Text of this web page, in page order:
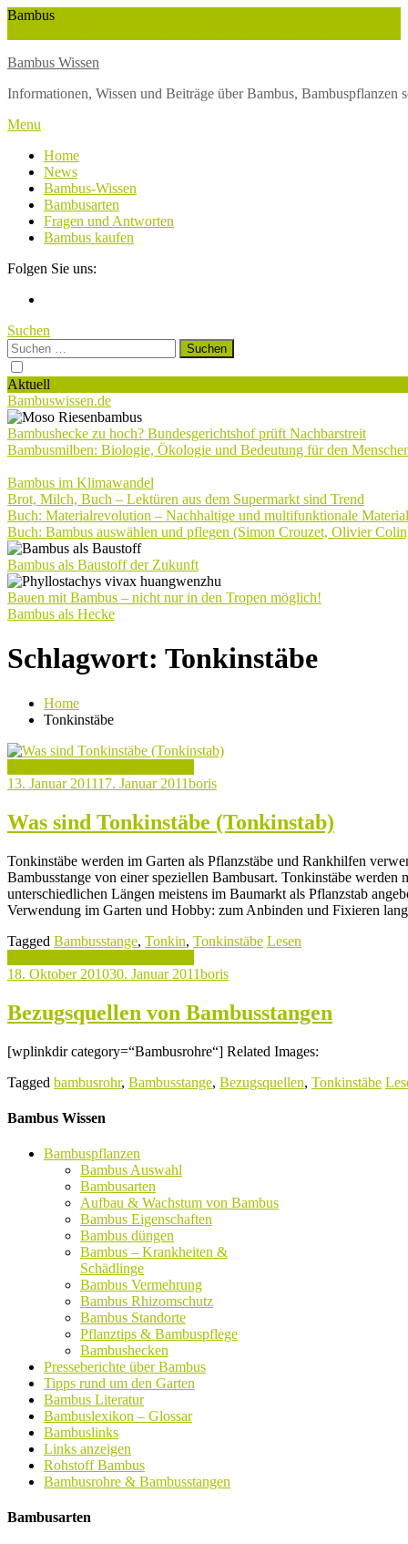
Skip
Bambus
Bambus Wissen
Informationen, Wissen und Beiträge über Bambus,
Menu
Home
News
Bambus-Wissen
Bambusarten
Fragen und Antworten
Bambus kaufen
Folgen Sie uns:
Suchen
Suchen
nach:
Aktuell
Bambuswissen.de
Bambushecke zu hoch? Bundesgerichtshof prüft Nachbarstreit
Bambusmilben: Biologie, Ökologie und Bedeutung für den
Bambus im Klimawandel
Brot, Milch, Buch – Lektüren aus dem Supermarkt sind Trend
Buch: Materialrevolution – Nachhaltige und multifunktionale
Buch: Bambus auswählen und pflegen (Simon Crouzet, Olivier
Bambus als Baustoff der Zukunft
Bauen mit Bambus – nicht nur in den Tropen möglich!
Bambus als Hecke
Schlagwort: Tonkinstäbe
Home
Tonkinstäbe
13. Januar 201117. Januar 2011boris
Was sind Tonkinstäbe (Tonkinstab)
Tonkinstäbe werden im Garten als Pflanzstäbe und Rankhilfen
Bambusstange von einer speziellen Bambusart. Tonkinstäbe
unterschiedlichen Längen meistens im Baumarkt als Pflanzstab
Verwendung im Garten und Hobby: zum Anbinden und Fixieren
Tagged Bambusstange, Tonkin, Tonkinstäbe Lesen
18. Oktober 201030. Januar 2011boris
Bezugsquellen von Bambusstangen
[wplinkdir category=“Bambusrohre“] Related Images:
Tagged bambusrohr, Bambusstange, Bezugsquellen, Tonkinstäbe
Bambus Wissen
Bambuspflanzen
Bambus Auswahl
Bambusarten
Aufbau & Wachstum von Bambus
Bambus Eigenschaften
Bambus düngen
Bambus – Krankheiten &
Schädlinge
Bambus Vermehrung
Bambus Rhizomschutz
Bambus Standorte
Pflanztips & Bambuspflege
Bambushecken
Presseberichte über Bambus
Tipps rund um den Garten
Bambus Literatur
Bambuslexikon – Glossar
Bambuslinks
Links anzeigen
Rohstoff Bambus
Bambusrohre & Bambusstangen
Bambusarten